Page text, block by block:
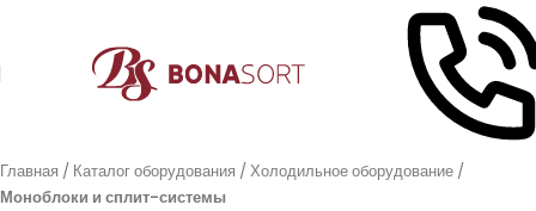
Главная Каталог оборудования
Холодильное оборудование
Моноблоки и сплит-системы